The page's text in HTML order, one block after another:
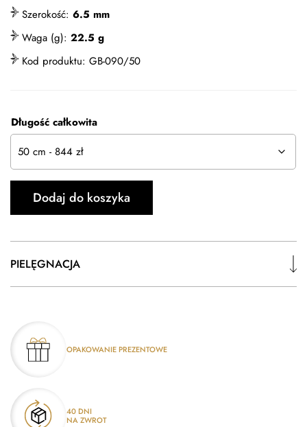
Szerokość: 6.5 mm
Waga (g): 22.5 g
Kod produktu: GB-090/50
Długość całkowita
Łańcuszek
Garibaldi
6.5
mm
Dodaj do koszyka
PIELĘGNACJA
OPAKOWANIE PREZENTOWE
40 DNI
NA ZWROT